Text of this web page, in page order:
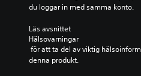
du loggar in med samma konto.
Läs avsnittet
Hälsovarningar
denna produkt.